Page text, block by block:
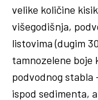
velike količine
višegodišnja,
listovima (dugim
tamnozelene boje
podvodnog stabla
ispod sedimenta,